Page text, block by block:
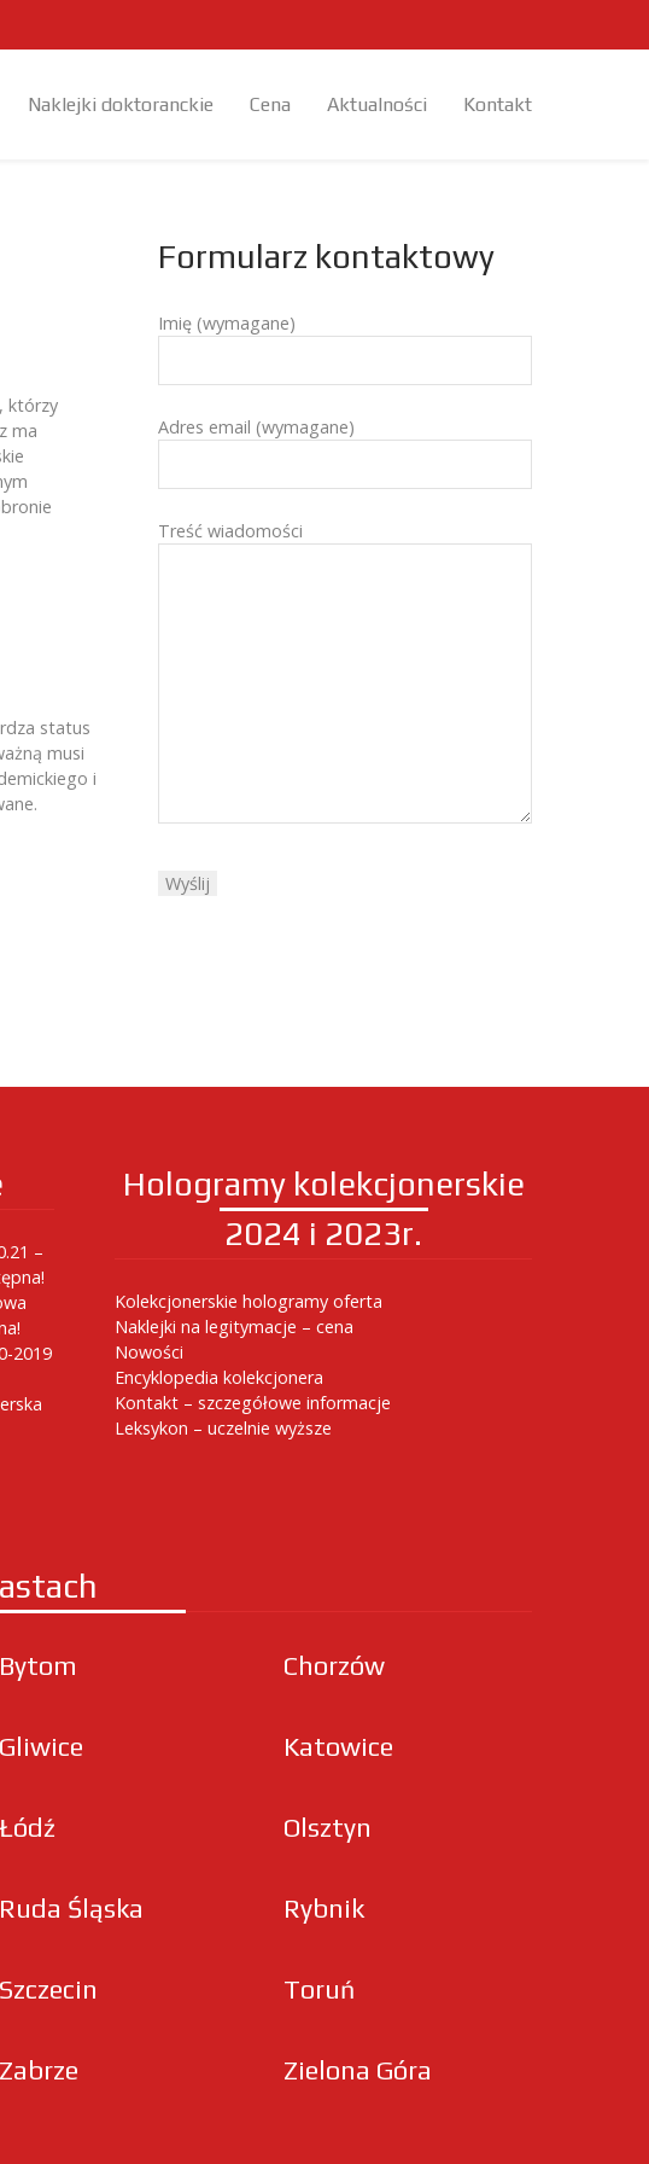
Naklejki doktoranckie Cena Aktualności Kontakt
którzy
ma
status
musi
i
Formularz kontaktowy
Imię (wymagane)
Adres email (wymagane)
Treść wiadomości
–
2019
Hologramy kolekcjonerskie
2024 i 2023r.
Kolekcjonerskie hologramy oferta
Naklejki na legitymacje – cena
Nowości
Encyklopedia kolekcjonera
Kontakt – szczegółowe informacje
Leksykon – uczelnie wyższe
Bytom Chorzów
Gliwice Katowice
Łódź Olsztyn
Ruda Śląska Rybnik
Szczecin Toruń
Zabrze Zielona Góra